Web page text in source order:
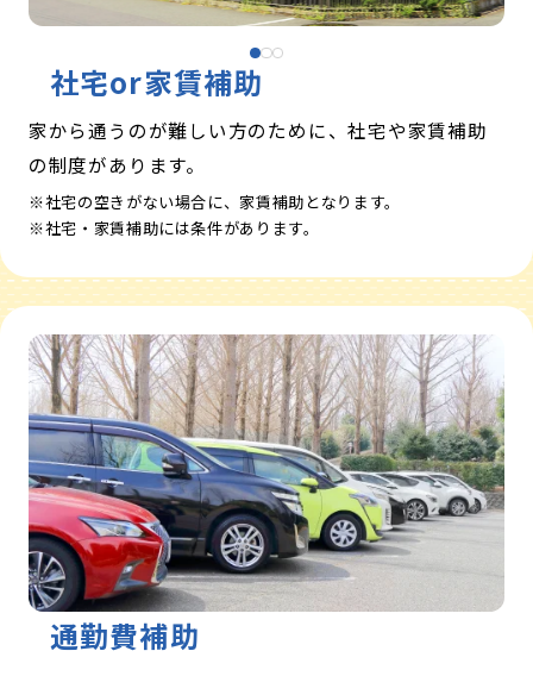
社宅or家賃補助
家から通うのが難しい方のために、社宅や家賃補助
の制度があります。
社宅の空きがない場合に、家賃補助となります。
社宅・家賃補助には条件があります。
通勤費補助